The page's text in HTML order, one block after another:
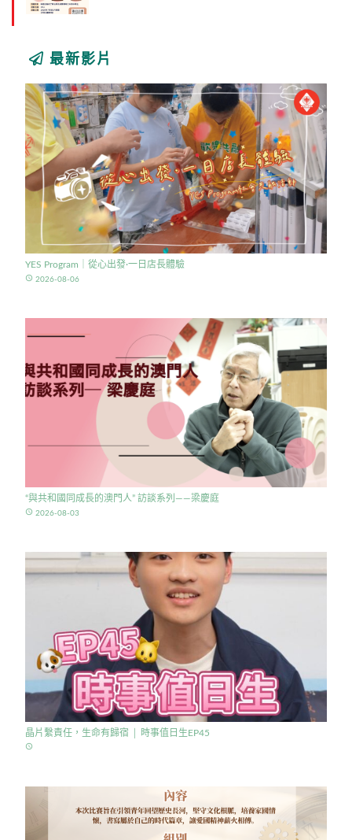
最新影片
YES Program｜從心出發·一日店長體驗
access_time 2026-08-06
“與共和國同成長的澳門人” 訪談系列——梁慶庭
access_time 2026-08-03
晶片繫責任，生命有歸宿 │ 時事值日生EP45
access_time